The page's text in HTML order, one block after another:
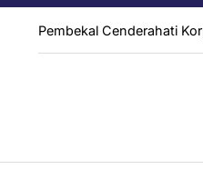
Pembekal Cenderahati